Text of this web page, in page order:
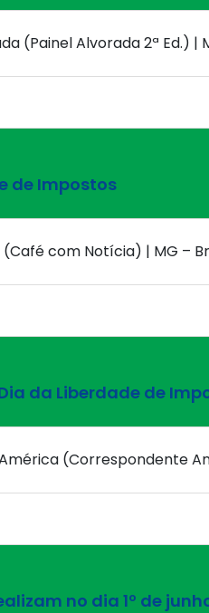
(Painel Alvorada 2ª Ed.) |
de Impostos
(Café com Notícia) | MG –
da Liberdade de
(Correspondente
no dia 1º de